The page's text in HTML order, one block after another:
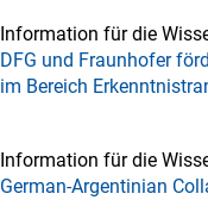
Information für die
DFG und Fraunhofer
im Bereich
Information für die
German-Argentinian